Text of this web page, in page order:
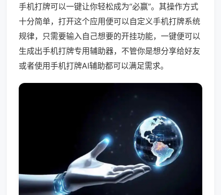
手机打牌可以一键让你轻松成为“必赢”。其操作方式
十分简单，打开这个应用便可以自定义手机打牌系统
规律，只需要输入自己想要的开挂功能，一键便可以
生成出手机打牌专用辅助器，不管你是想分享给好友
或者使用手机打牌AI辅助都可以满足需求。